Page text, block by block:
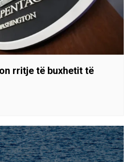
rritje të buxhetit të